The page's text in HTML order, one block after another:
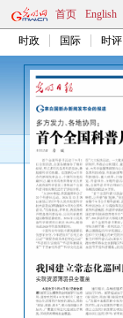
首页 English
时政 国际 时评